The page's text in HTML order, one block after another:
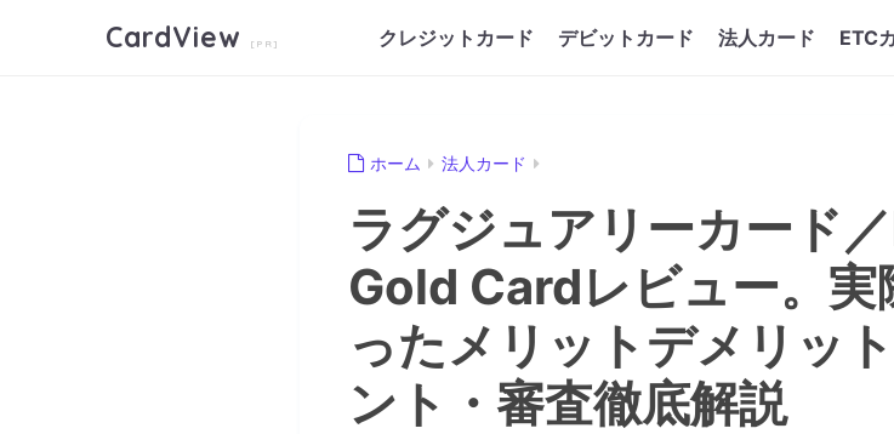
CardView クレジットカード デビットカード 法人カード ETC
ホーム 法人カード
ラグジュアリーカード
Gold Cardレビュー。
ったメリットデメリッ
ント・審査徹底解説